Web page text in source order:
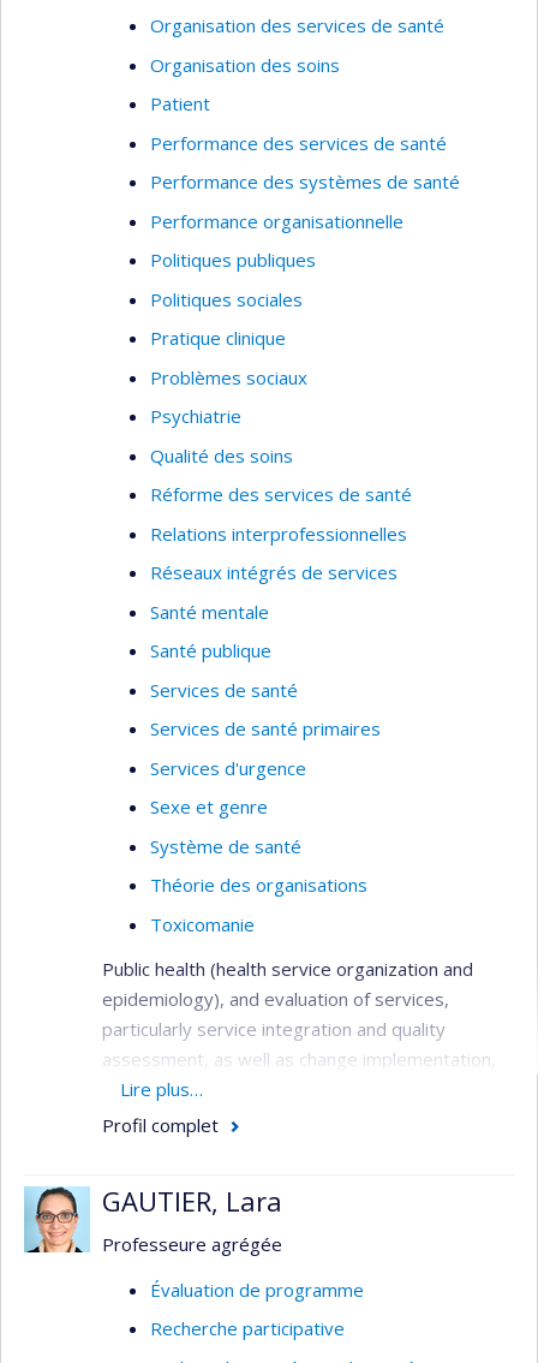
Organisation des services de santé
Organisation des soins
Patient
Performance des services de santé
Performance des systèmes de santé
Performance organisationnelle
Politiques publiques
Politiques sociales
Pratique clinique
Problèmes sociaux
Psychiatrie
Qualité des soins
Réforme des services de santé
Relations interprofessionnelles
Réseaux intégrés de services
Santé mentale
Santé publique
Services de santé
Services de santé primaires
Services d'urgence
Sexe et genre
Système de santé
Théorie des organisations
Toxicomanie
Public health (health service organization and
epidemiology), and evaluation of services,
particularly service integration and quality
assessment, as well as change implementation,
needs assessment, primary care services,
service utilization, health systems analysis,
databases, outcome studies), qualitative (case
study designs, program evaluation), and mixed-
partnerships with clinicians and decision-makers.
Main target groups: patients with both serious
Lire plus…
Profil complet
GAUTIER, Lara
Professeure agrégée
Évaluation de programme
Recherche participative